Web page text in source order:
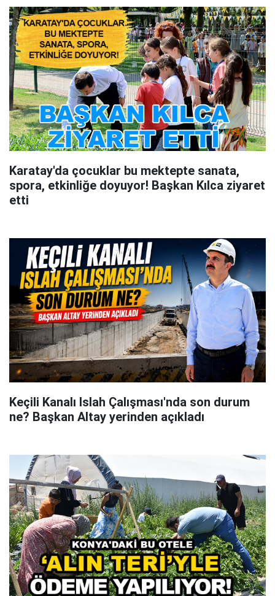
Karatay'da çocuklar bu mektepte sanata,
spora, etkinliğe doyuyor! Başkan Kılca ziyaret
etti
Keçili Kanalı Islah Çalışması'nda son durum
ne? Başkan Altay yerinden açıkladı